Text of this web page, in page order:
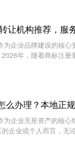
让机构推荐，服
品牌建设的核心资
年，随着商标注
么办理？本地正
无形资产的核心组
企业或个人而言，无